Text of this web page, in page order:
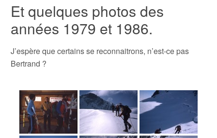
Et quelques photos des
années 1979 et 1986.
J’espère que certains se reconnaitrons, n’est-ce pas
Bertrand ?